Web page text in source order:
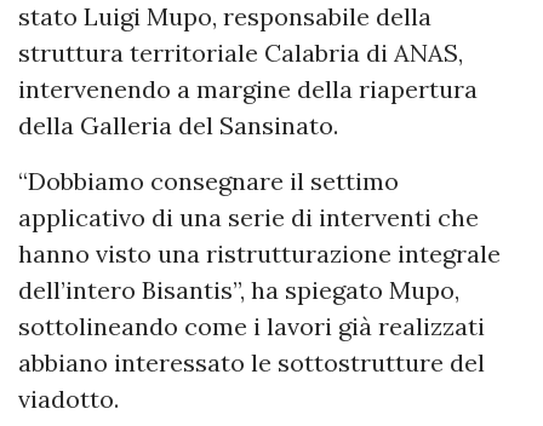
stato Luigi Mupo, responsabile della
struttura territoriale Calabria di ANAS,
intervenendo a margine della riapertura
della Galleria del Sansinato.
“Dobbiamo consegnare il settimo
applicativo di una serie di interventi che
hanno visto una ristrutturazione integrale
dell’intero Bisantis”, ha spiegato Mupo,
sottolineando come i lavori già realizzati
abbiano interessato le sottostrutture del
viadotto.